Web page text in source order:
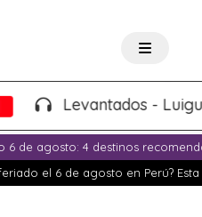
Levantados - Luigui
6 de agosto: 4 destinos
el 6 de agosto en Perú?